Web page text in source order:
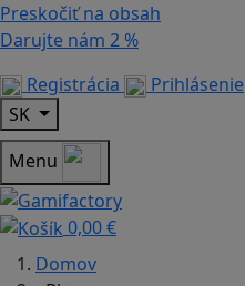
Preskočiť na obsah
Darujte nám 2 %
Registrácia
Prihlásenie
SK
Menu
0,00 €
Domov